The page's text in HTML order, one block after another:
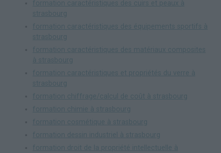
formation caractéristiques des cuirs et peaux à
strasbourg
formation caractéristiques des équipements sportifs à
strasbourg
formation caractéristiques des matériaux composites
à strasbourg
formation caractéristiques et propriétés du verre à
strasbourg
formation chiffrage/calcul de coût à strasbourg
formation chimie à strasbourg
formation cosmétique à strasbourg
formation dessin industriel à strasbourg
formation droit de la propriété intellectuelle à